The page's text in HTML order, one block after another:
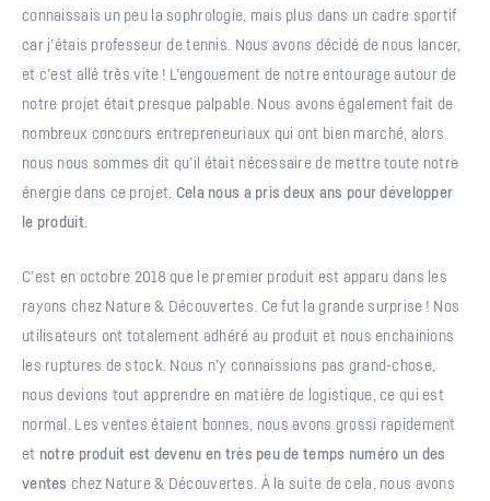
connaissais un peu la sophrologie, mais plus dans un cadre sportif
car j’étais professeur de tennis. Nous avons décidé de nous lancer,
et c’est allé très vite ! L’engouement de notre entourage autour de
notre projet était presque palpable. Nous avons également fait de
nombreux concours entrepreneuriaux qui ont bien marché, alors
nous nous sommes dit qu’il était nécessaire de mettre toute notre
énergie dans ce projet. Cela nous a pris deux ans pour développer
le produit.
C’est en octobre 2018 que le premier produit est apparu dans les
rayons chez Nature & Découvertes. Ce fut la grande surprise ! Nos
utilisateurs ont totalement adhéré au produit et nous enchainions
les ruptures de stock. Nous n’y connaissions pas grand-chose,
nous devions tout apprendre en matière de logistique, ce qui est
normal. Les ventes étaient bonnes, nous avons grossi rapidement
et notre produit est devenu en très peu de temps numéro un des
ventes chez Nature & Découvertes. À la suite de cela, nous avons